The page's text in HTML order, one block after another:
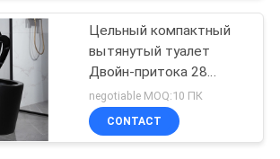
Цельный компактный
вытянутый туалет
Двойн-притока 28
дюймов
negotiable MOQ:10 ПК
CONTACT